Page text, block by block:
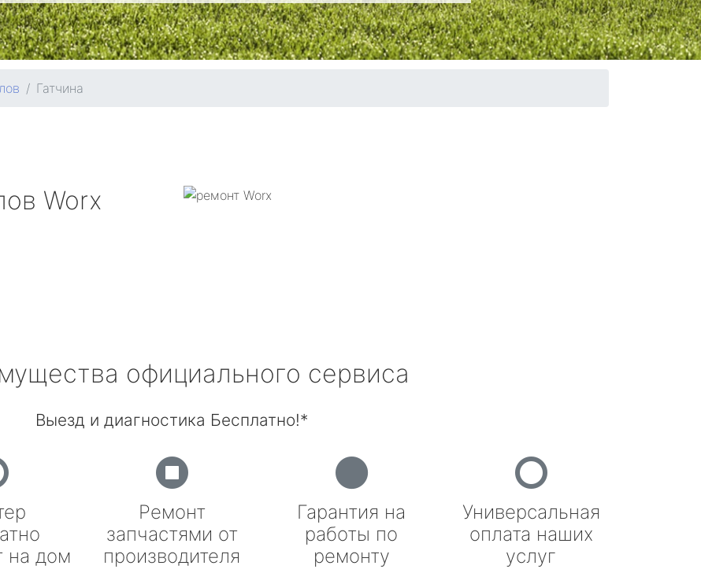
Гатчина
Worx
официального сервиса
Выезд и диагностика Бесплатно!*
на дом
Ремонт
запчастями от
производителя
Гарантия на
работы по
ремонту
Универсальная
оплата наших
услуг